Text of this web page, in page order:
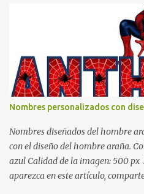
cómodo y también para nuestra
sugerencias que pueden brindar la
para tu dormitorio. El color
recibir esa luz y felicidad que
blanco es ideal para lograr el
todo y además es color bastante
de calidez. Los colores terra son
dormitorio nos brinda esa
color gris es un color muy
de colo...
Nombres personalizados con
Nombres diseñados del hombre
con el diseño del hombre araña.
azul Calidad de la imagen: 500 px
aparezca en este artículo,